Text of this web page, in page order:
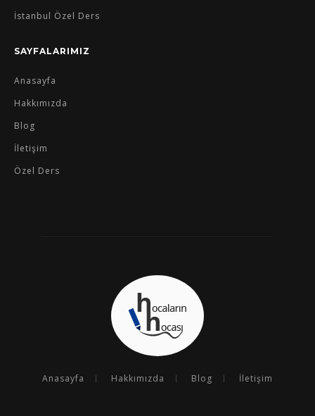
İstanbul Özel Ders
SAYFALARIMIZ
Anasayfa
Hakkımızda
Blog
İletişim
Özel Ders
Anasayfa Hakkımızda Blog İletişim